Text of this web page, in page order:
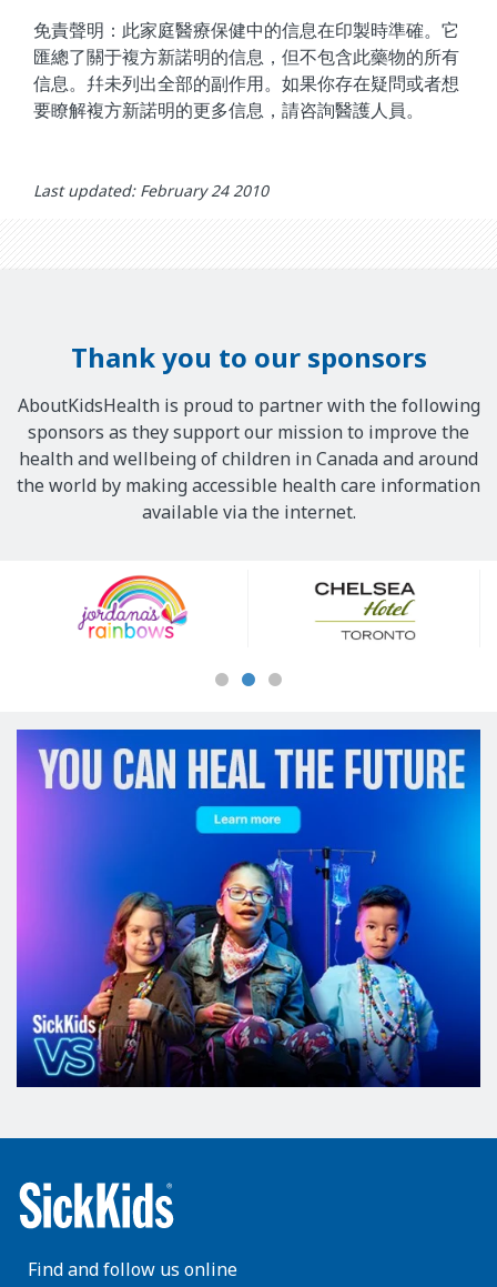
免責聲明：此家庭醫療保健中的信息在印製時準確。它
匯總了關于複方新諾明的信息，但不包含此藥物的所有
信息。幷未列出全部的副作用。如果你存在疑問或者想
要瞭解複方新諾明的更多信息，請咨詢醫護人員。
Last updated: February 24 2010
Thank you to our sponsors
AboutKidsHealth is proud to partner with the following
sponsors as they support our mission to improve the
health and wellbeing of children in Canada and around
the world by making accessible health care information
available via the internet.
Sponsors
Find and follow us online